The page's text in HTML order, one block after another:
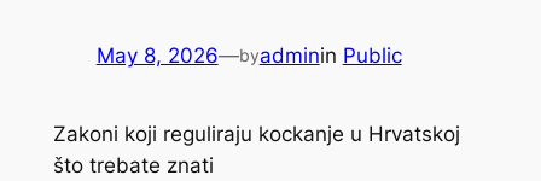
May 8, 2026—byadminin Public
Zakoni koji reguliraju kockanje u Hrvatskoj
što trebate znati